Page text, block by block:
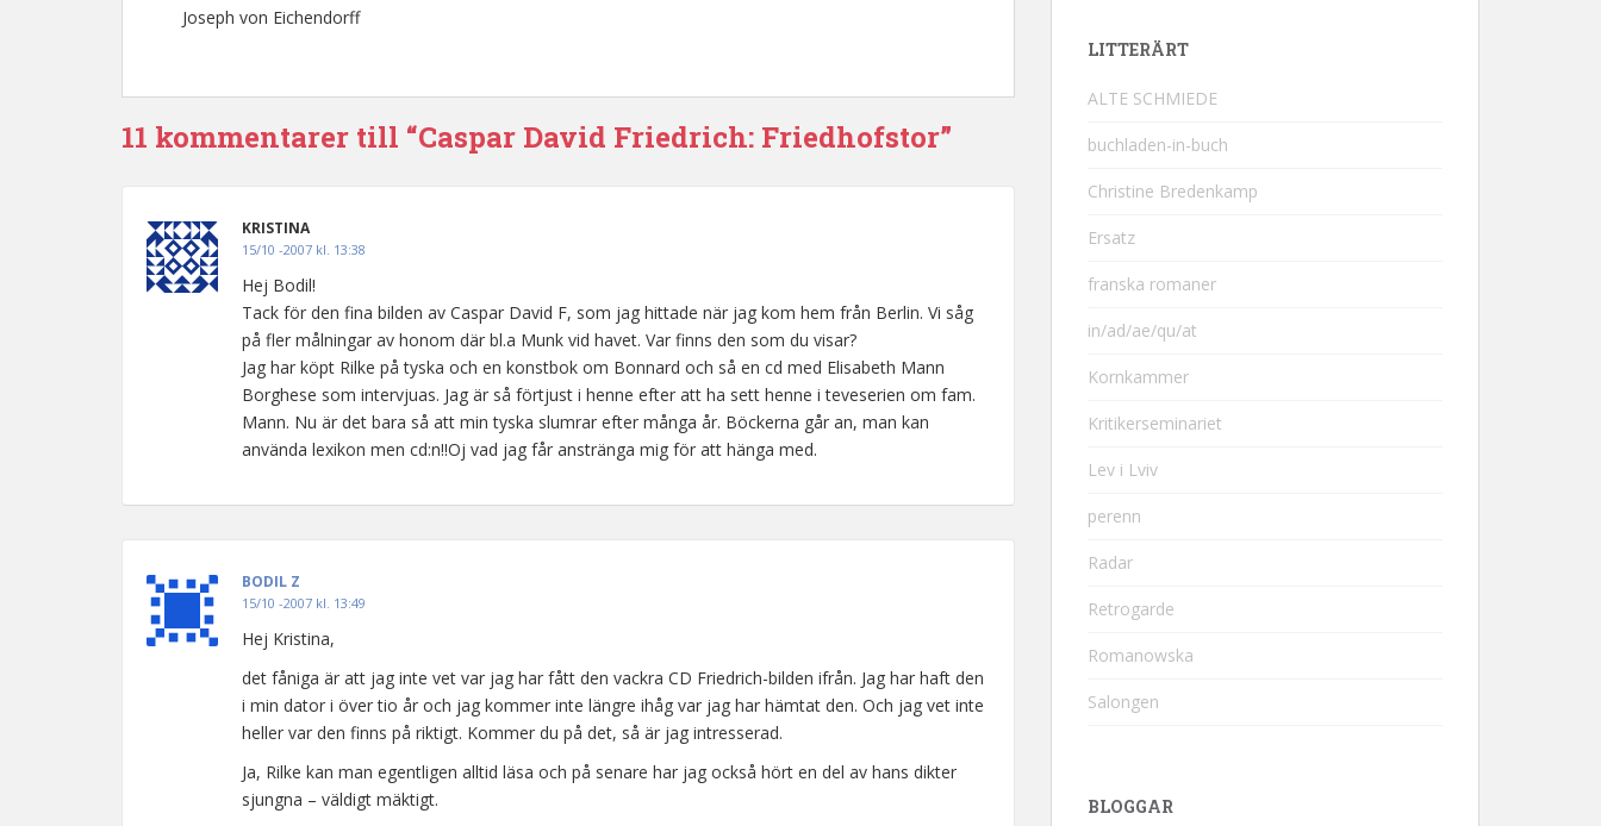
Joseph von Eichendorff
11 kommentarer till “Caspar David Friedrich: Friedhofstor”
KRISTINA
15/10 -2007 kl. 13:38
Hej Bodil!
Tack för den fina bilden av Caspar David F, som jag hittade när jag kom hem från Berlin. Vi såg
på fler målningar av honom där bl.a Munk vid havet. Var finns den som du visar?
Jag har köpt Rilke på tyska och en konstbok om Bonnard och så en cd med Elisabeth Mann
Borghese som intervjuas. Jag är så förtjust i henne efter att ha sett henne i teveserien om fam.
Mann. Nu är det bara så att min tyska slumrar efter många år. Böckerna går an, man kan
använda lexikon men cd:n!!Oj vad jag får anstränga mig för att hänga med.
BODIL Z
15/10 -2007 kl. 13:49
Hej Kristina,
det fåniga är att jag inte vet var jag har fått den vackra CD Friedrich-bilden ifrån. Jag har haft den
i min dator i över tio år och jag kommer inte längre ihåg var jag har hämtat den. Och jag vet inte
heller var den finns på riktigt. Kommer du på det, så är jag intresserad.
Ja, Rilke kan man egentligen alltid läsa och på senare har jag också hört en del av hans dikter
sjungna – väldigt mäktigt.
LITTERÄRT
ALTE SCHMIEDE
buchladen-in-buch
Christine Bredenkamp
Ersatz
franska romaner
in/ad/ae/qu/at
Kornkammer
Kritikerseminariet
Lev i Lviv
perenn
Radar
Retrogarde
Romanowska
Salongen
BLOGGAR